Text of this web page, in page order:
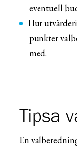
eventuell
Hur
punkter
med.
Tipsa
En